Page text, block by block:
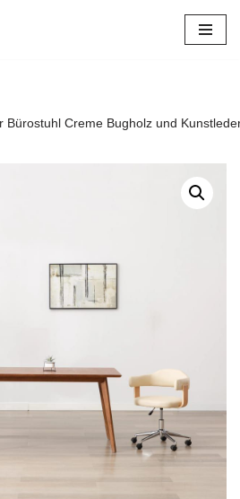
Bürostuhl Creme Bugholz und